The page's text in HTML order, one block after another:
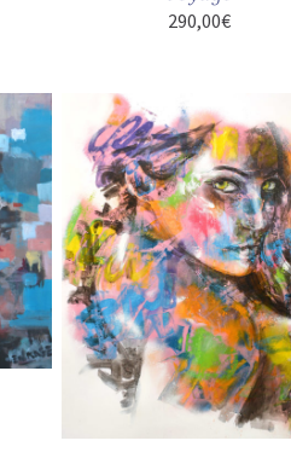
290,00€